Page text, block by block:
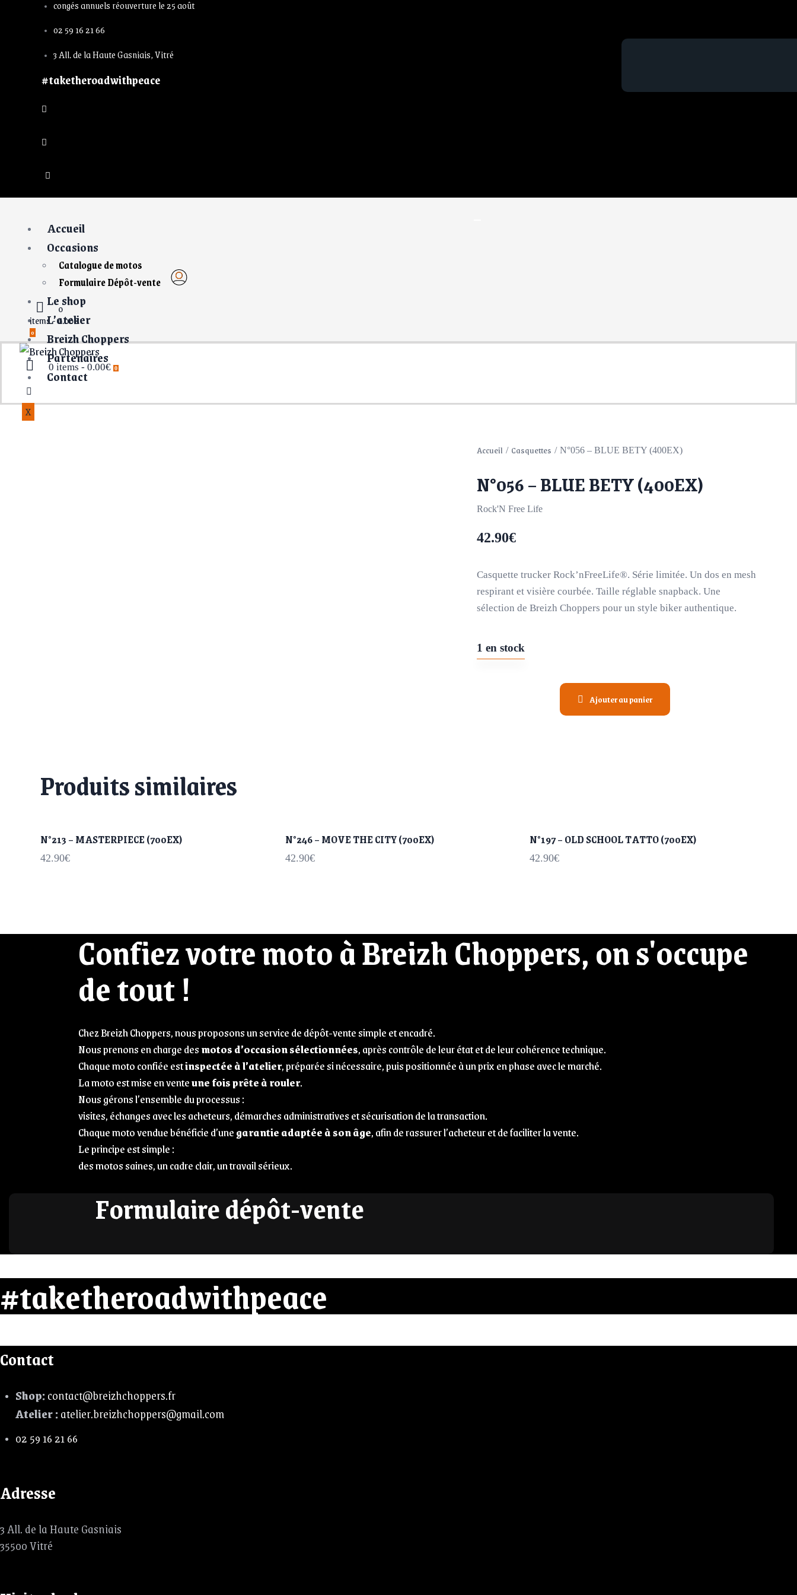
congés annuels réouverture le 25 août
02 59 16 21 66
3 All. de la Haute Gasniais, Vitré
#taketheroadwithpeace
Accueil
Occasions
Catalogue de motos
Formulaire Dépôt-vente
Le shop
L’atelier
Breizh Choppers
Partenaires
Contact
X
0
items-0.00€
0
0 items -0.00€ 0
Accueil Casquettes N°056 – BLUE BETY (400EX)
N°056 – BLUE BETY (400EX)
Rock'N Free Life
42.90€
Casquette trucker Rock’nFreeLife®. Série limitée. Un dos en mesh
respirant et visière courbée. Taille réglable snapback. Une
sélection de Breizh Choppers pour un style biker authentique.
1 en stock
Ajouter au panier
Produits similaires
N°213 – MASTERPIECE (700EX)
42.90€
N°246 – MOVE THE CITY (700EX)
42.90€
N°197 – OLD SCHOOL TATTO (700EX)
42.90€
Confiez votre moto à Breizh Choppers, on s'occupe
de tout !
Chez Breizh Choppers, nous proposons un service de dépôt-vente simple et encadré.
Nous prenons en charge desmotos d’occasion sélectionnées, après contrôle de leur état et de leur cohérence technique.
Chaque moto confiée estinspectée à l’atelier, préparée si nécessaire, puis positionnée à un prix en phase avec le marché.
La moto est mise en venteune fois prête à rouler.
Nous gérons l’ensemble du processus :
visites, échanges avec les acheteurs, démarches administratives et sécurisation de la transaction.
Chaque moto vendue bénéficie d’unegarantie adaptée à son âge, afin de rassurer l’acheteur et de faciliter la vente.
Le principe est simple :
des motos saines, un cadre clair, un travail sérieux.
Formulaire dépôt-vente
#taketheroadwithpeace
Contact
Shop:contact@breizhchoppers.fr
Atelier :atelier.breizhchoppers@gmail.com
02 59 16 21 66
Adresse
3 All. de la Haute Gasniais
35500 Vitré